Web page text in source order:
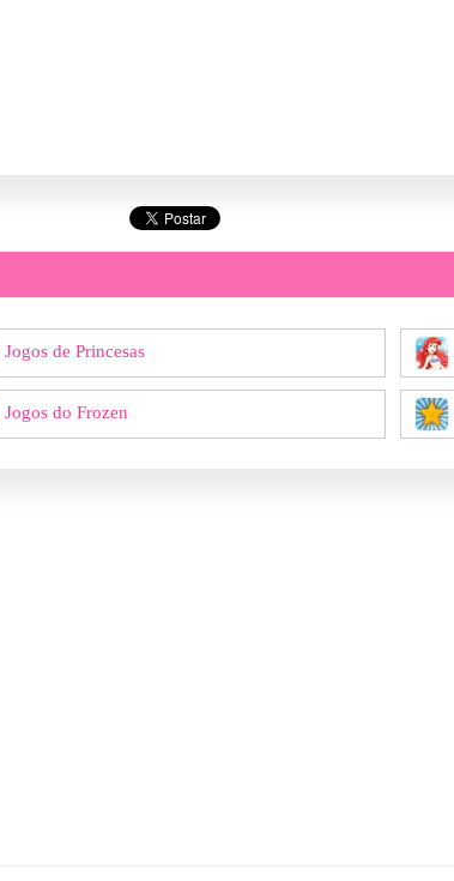
Jogos de Princesas
Jogos do Frozen